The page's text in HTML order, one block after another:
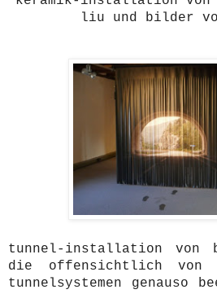
liu und bilder
tunnel-installation von
die offensichtlich von
tunnelsystemen genauso